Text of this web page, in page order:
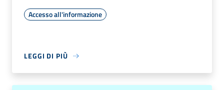
Accesso all'informazione
LEGGI DI PIÙ